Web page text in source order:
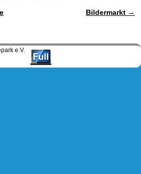
Bildermarkt →
e.V.